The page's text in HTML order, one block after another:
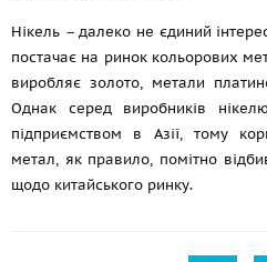
Нікель – далеко не єдиний
постачає на ринок кольорових
виробляє золото, метали
Однак серед виробників
підприємством в Азії, тому
метал, як правило, помітно
щодо китайського ринку.